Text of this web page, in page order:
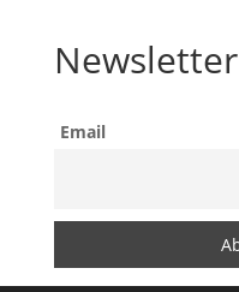
Newsletter
Email